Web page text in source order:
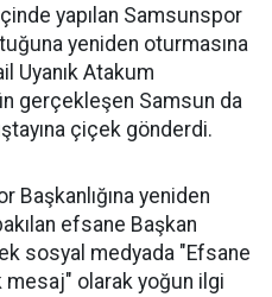
yapılan Samsunspor
yeniden oturmasına
Uyanık Atakum
gerçekleşen Samsun da
çiçek gönderdi.
Başkanlığına yeniden
efsane Başkan
sosyal medyada "Efsane
mesaj" olarak yoğun ilgi